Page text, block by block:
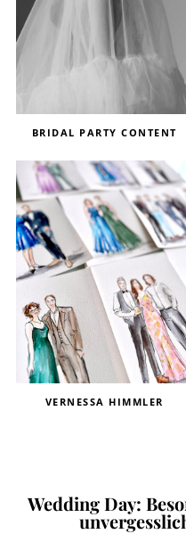
BRIDAL PARTY CONTENT
VERNESSA HIMMLER
Wedding Day: